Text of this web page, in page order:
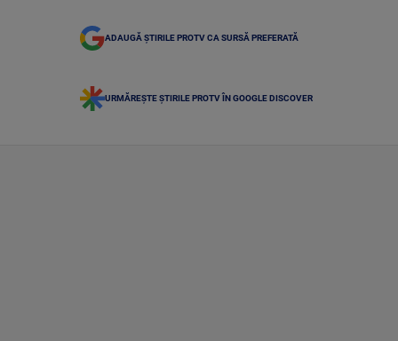
ADAUGĂ ȘTIRILE PROTV CA SURSĂ PREFERATĂ
URMĂREȘTE ȘTIRILE PROTV ÎN GOOGLE DISCOVER